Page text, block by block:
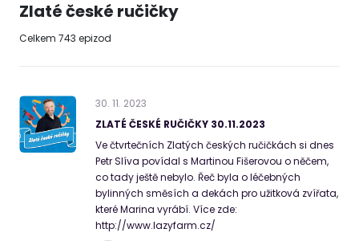
Zlaté české ručičky
Celkem 743 epizod
30. 11. 2023
ZLATÉ ČESKÉ RUČIČKY 30.11.2023
Ve čtvrtečních Zlatých českých ručičkách si dnes
Petr Slíva povídal s Martinou Fišerovou o něčem,
co tady ještě nebylo. Řeč byla o léčebných
bylinných směsích a dekách pro užitková zvířata,
které Marina vyrábí. Více zde:
http://www.lazyfarm.cz/